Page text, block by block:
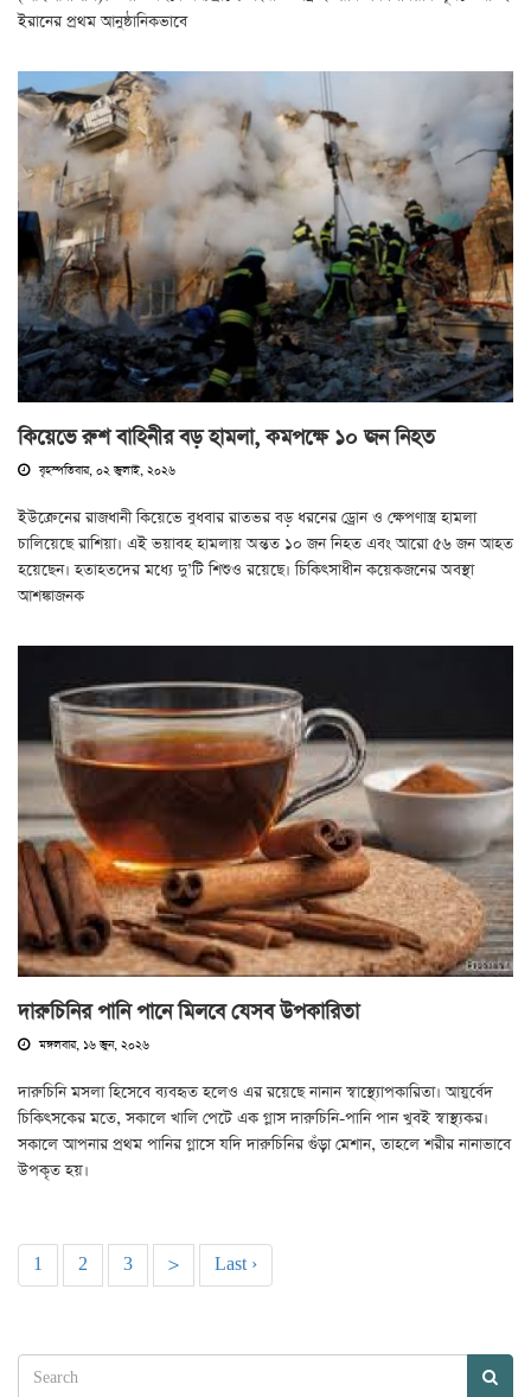
ইরানের প্রথম আনুষ্ঠানিকভাবে
কিয়েভে রুশ বাহিনীর বড় হামলা, কমপক্ষে ১০ জন নিহত
বৃহস্পতিবার, ০২ জুলাই, ২০২৬
ইউক্রেনের রাজধানী কিয়েভে বুধবার রাতভর বড় ধরনের ড্রোন ও ক্ষেপণাস্ত্র হামলা
চালিয়েছে রাশিয়া। এই ভয়াবহ হামলায় অন্তত ১০ জন নিহত এবং আরো ৫৬ জন আহত
হয়েছেন। হতাহতদের মধ্যে দু’টি শিশুও রয়েছে। চিকিৎসাধীন কয়েকজনের অবস্থা
আশঙ্কাজনক
দারুচিনির পানি পানে মিলবে যেসব উপকারিতা
মঙ্গলবার, ১৬ জুন, ২০২৬
দারুচিনি মসলা হিসেবে ব্যবহৃত হলেও এর রয়েছে নানান স্বাস্থ্যোপকারিতা। আয়ুর্বেদ
চিকিৎসকের মতে, সকালে খালি পেটে এক গ্লাস দারুচিনি-পানি পান খুবই স্বাস্থ্যকর।
সকালে আপনার প্রথম পানির গ্লাসে যদি দারুচিনির গুঁড়া মেশান, তাহলে শরীর নানাভাবে
উপকৃত হয়।
1 2 3 > Last ›